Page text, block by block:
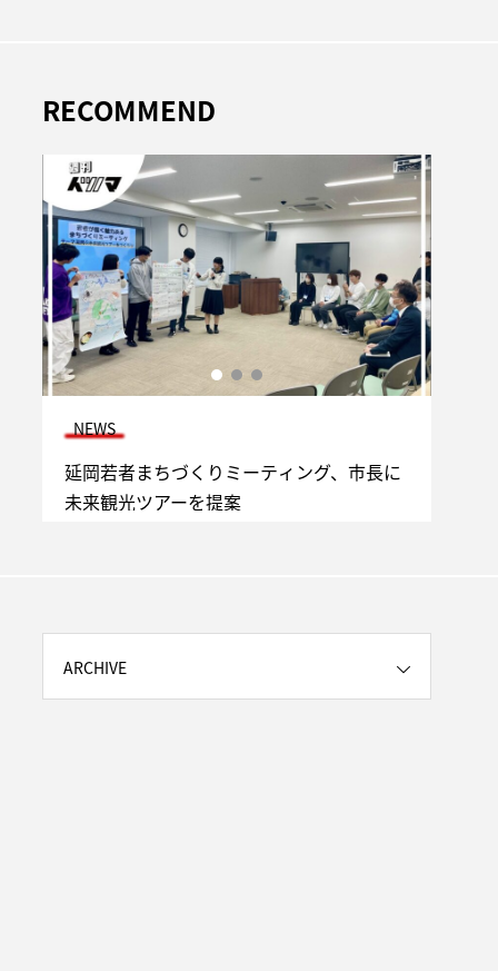
RECOMMEND
NEWS
延岡若者まちづくりミーティング、市長に
未来観光ツアーを提案
ARCHIVE